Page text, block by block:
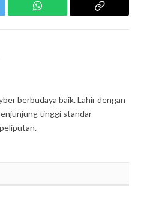
WhatsApp
Copy
berbudaya baik. Lahir dengan
tinggi standar